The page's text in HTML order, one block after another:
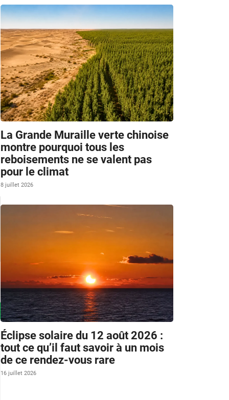
La Grande Muraille verte chinoise
montre pourquoi tous les
reboisements ne se valent pas
pour le climat
8 juillet 2026
Éclipse solaire du 12 août 2026 :
tout ce qu’il faut savoir à un mois
de ce rendez-vous rare
16 juillet 2026